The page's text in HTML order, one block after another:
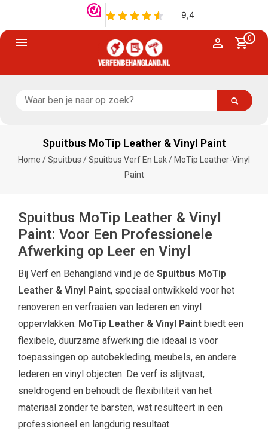
0
Spuitbus MoTip Leather & Vinyl Paint
Home /Spuitbus /Spuitbus Verf En Lak/ MoTip Leather-Vinyl
Paint
Spuitbus MoTip Leather & Vinyl
Paint: Voor Een Professionele
Afwerking op Leer en Vinyl
Bij Verf en Behangland vind je de Spuitbus MoTip
Leather & Vinyl Paint, speciaal ontwikkeld voor het
renoveren en verfraaien van lederen en vinyl
oppervlakken. MoTip Leather & Vinyl Paint biedt een
flexibele, duurzame afwerking die ideaal is voor
toepassingen op autobekleding, meubels, en andere
lederen en vinyl objecten. De verf is slijtvast,
sneldrogend en behoudt de flexibiliteit van het
materiaal zonder te barsten, wat resulteert in een
professioneel en langdurig resultaat.